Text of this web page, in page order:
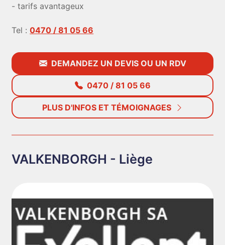
- tarifs avantageux
Tel :0470 / 81 05 66
DEMANDEZ UN DEVIS OU UN RDV
0470 / 81 05 66
PLUS D'INFOS ET TÉMOIGNAGES
VALKENBORGH - Liège